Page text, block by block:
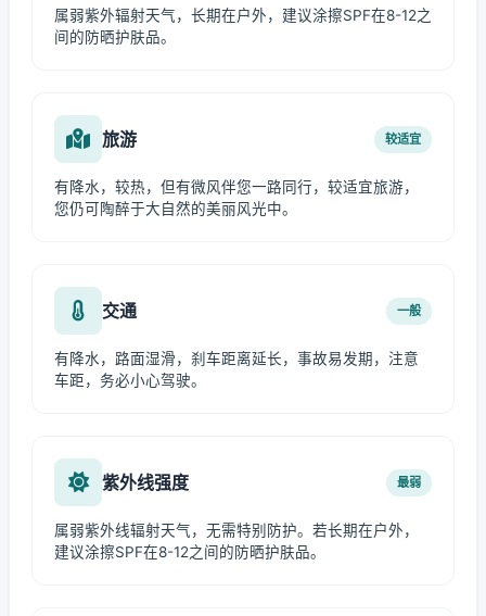
属弱紫外辐射天气，长期在户外，建议涂擦SPF在8-12之
间的防晒护肤品。
旅游 较适宜
有降水，较热，但有微风伴您一路同行，较适宜旅游，
您仍可陶醉于大自然的美丽风光中。
交通 一般
有降水，路面湿滑，刹车距离延长，事故易发期，注意
车距，务必小心驾驶。
紫外线强度 最弱
属弱紫外线辐射天气，无需特别防护。若长期在户外，
建议涂擦SPF在8-12之间的防晒护肤品。